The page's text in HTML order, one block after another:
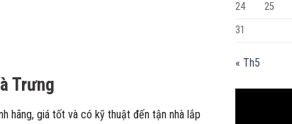
Trưng
hãng, giá tốt và có kỹ thuật đến tận nhà lắp
24
25
31
« Th5